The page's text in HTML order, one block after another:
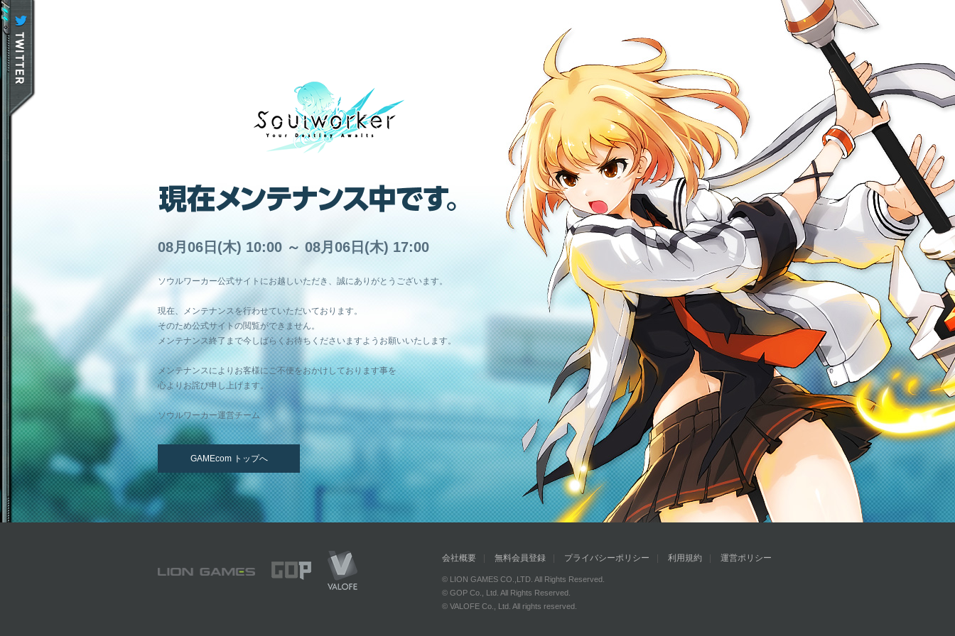
08月06日(木) 10:00 ～ 08月06日(木) 17:00
ソウルワーカー公式サイトにお越しいただき、誠にありがとうございます。
現在、メンテナンスを行わせていただいております。
そのため公式サイトの閲覧ができません。
メンテナンス終了まで今しばらくお待ちくださいますようお願いいたします。
メンテナンスによりお客様にご不便をおかけしております事を
心よりお詫び申し上げます。
ソウルワーカー運営チーム
GAMEcom トップへ
会社概要 無料会員登録 プライバシーポリシー 利用規約 運営ポリシー
© LION GAMES CO.,LTD. All Rights Reserved.
© GOP Co., Ltd. All Rights Reserved.
© VALOFE Co., Ltd. All rights reserved.